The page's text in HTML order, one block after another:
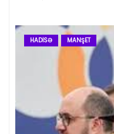
HADISƏ MANŞET